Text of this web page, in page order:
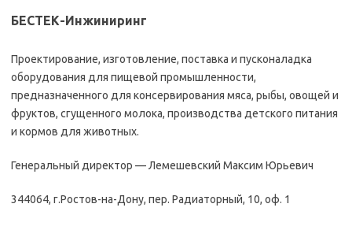
БЕСТЕК-Инжиниринг
Проектирование, изготовление, поставка и пусконаладка
оборудования для пищевой промышленности,
предназначенного для консервирования мяса, рыбы, овощей и
фруктов, сгущенного молока, производства детского питания
и кормов для животных.
Генеральный директор — Лемешевский Максим Юрьевич
344064, г.Ростов-на-Дону, пер. Радиаторный, 10, оф. 1